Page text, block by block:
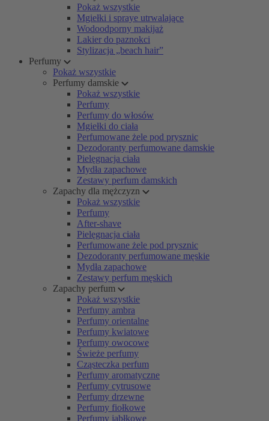
Pokaż wszystkie
Mgiełki i spraye utrwalające
Wodoodporny makijaż
Lakier do paznokci
Stylizacja „beach hair”
Perfumy
Pokaż wszystkie
Perfumy damskie
Pokaż wszystkie
Perfumy
Perfumy do włosów
Mgiełki do ciała
Perfumowane żele pod prysznic
Dezodoranty perfumowane damskie
Pielęgnacja ciała
Mydła zapachowe
Zestawy perfum damskich
Zapachy dla mężczyzn
Pokaż wszystkie
Perfumy
After-shave
Pielęgnacja ciała
Perfumowane żele pod prysznic
Dezodoranty perfumowane męskie
Mydła zapachowe
Zestawy perfum męskich
Zapachy perfum
Pokaż wszystkie
Perfumy ambra
Perfumy orientalne
Perfumy kwiatowe
Perfumy owocowe
Świeże perfumy
Cząsteczka perfum
Perfumy aromatyczne
Perfumy cytrusowe
Perfumy drzewne
Perfumy fiołkowe
Perfumy jabłkowe